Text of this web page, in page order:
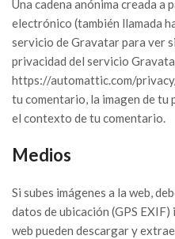
Una cadena anónima creada
electrónico (también llamada
servicio de Gravatar para ver
privacidad del servicio
https://automattic.com/
tu comentario, la imagen de tu
el contexto de tu comentario.
Medios
Si subes imágenes a la web,
datos de ubicación (GPS
web pueden descargar y